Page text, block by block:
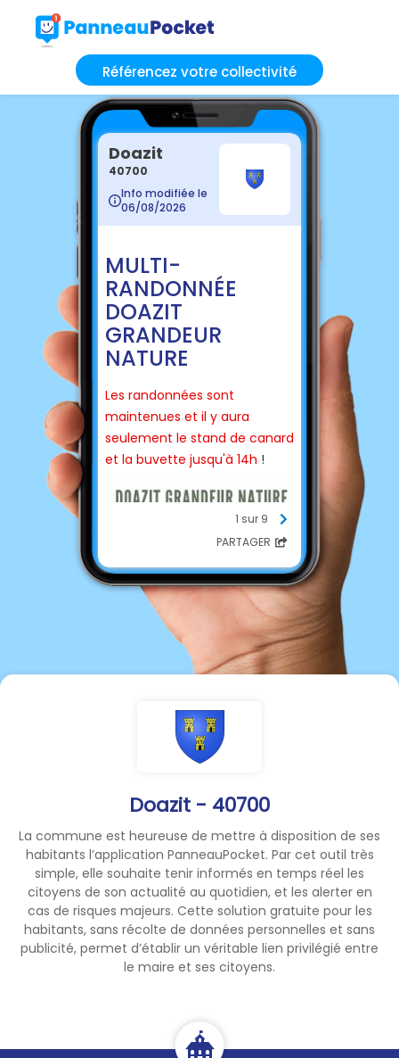
Référencez votre collectivité
Doazit - 40700
La commune est heureuse de mettre à disposition de ses
habitants l’application PanneauPocket. Par cet outil très
simple, elle souhaite tenir informés en temps réel les
citoyens de son actualité au quotidien, et les alerter en
cas de risques majeurs. Cette solution gratuite pour les
habitants, sans récolte de données personnelles et sans
publicité, permet d’établir un véritable lien privilégié entre
le maire et ses citoyens.
Doazit
40700
Info modifiée le
06/08/2026
MULTI-
RANDONNÉE
DOAZIT
GRANDEUR
NATURE
Les randonnées sont
maintenues et il y aura
seulement le stand de canard
et la buvette jusqu'à 14h !
1 sur 9
PARTAGER